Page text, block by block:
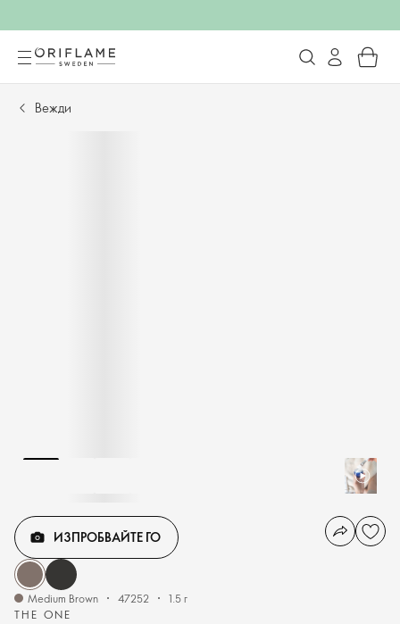
Вежди
THE ONE
ИЗПРОБВАЙТЕ ГО
Medium Brown 47252 1.5 г